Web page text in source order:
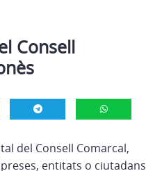
Consell
del Consell Comarcal,
entitats o ciutadans